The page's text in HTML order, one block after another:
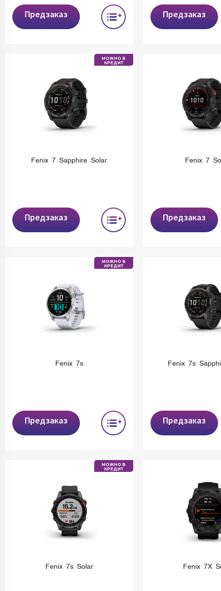
Предзаказ Предзаказ
МОЖНО В
КРЕДИТ
Fenix 7 Sapphire Solar
Предзаказ
Fenix 7
Предзаказ
МОЖНО В
КРЕДИТ
Fenix 7s
Предзаказ
Fenix 7s
Предзаказ
МОЖНО В
КРЕДИТ
Fenix 7s Solar Fenix 7X